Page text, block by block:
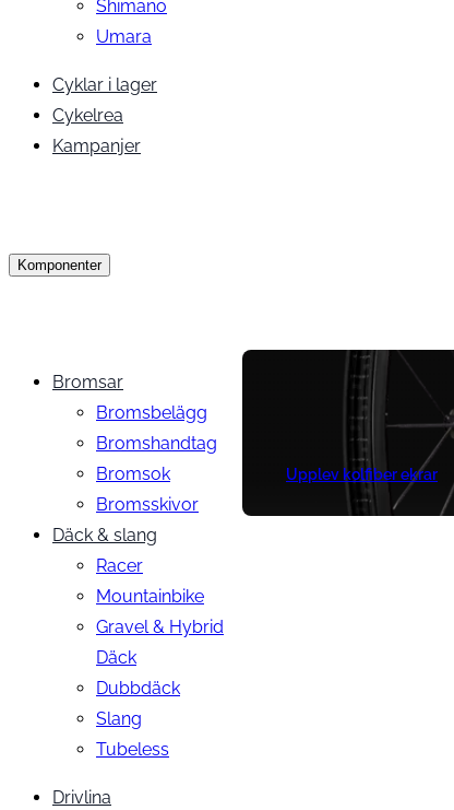
Shimano
Umara
Cyklar i lager
Cykelrea
Kampanjer
Komponenter
Bromsar
Bromsbelägg
Bromshandtag
Bromsok
Bromsskivor
Däck & slang
Racer
Mountainbike
Gravel & Hybrid
Däck
Dubbdäck
Slang
Tubeless
Drivlina
Upplev kolfiber ekrar